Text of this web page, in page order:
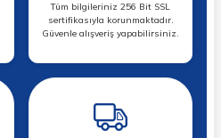
Tüm bilgileriniz 256 Bit SSL
sertifikasıyla korunmaktadır.
Güvenle alışveriş yapabilirsiniz.